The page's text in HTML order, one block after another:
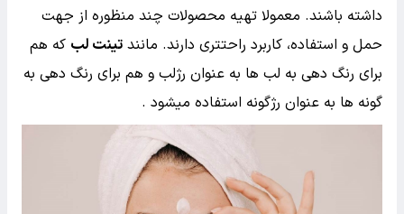
داشته باشند. معمولا تهیه محصولات چند منظوره از جهت
حمل و استفاده، کاربرد راحتتری دارند. مانند تینت لب که هم
برای رنگ دهی به لب ها به عنوان رژلب و هم برای رنگ دهی به
گونه ها به عنوان رژگونه استفاده میشود .